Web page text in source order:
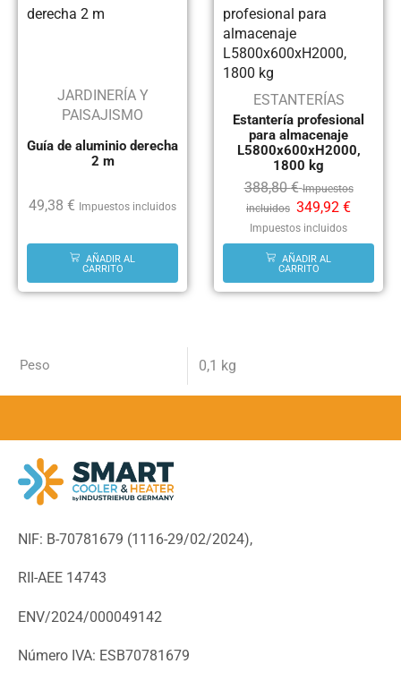
JARDINERÍA Y
PAISAJISMO
Guía de aluminio derecha
2 m
49,38 € Impuestos incluidos
AÑADIR AL
CARRITO
ESTANTERÍAS
Estantería profesional
para almacenaje
L5800x600xH2000,
1800 kg
388,80€ Impuestos
incluidos 349,92 €
Impuestos incluidos
AÑADIR AL
CARRITO
Peso 0,1 kg
NIF: B-70781679 (1116-29/02/2024),
RII-AEE 14743
ENV/2024/000049142
Número IVA: ESB70781679